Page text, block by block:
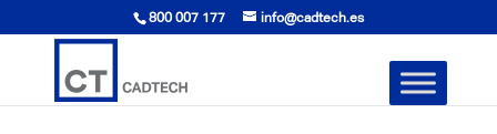
800 007 177 info@cadtech.es